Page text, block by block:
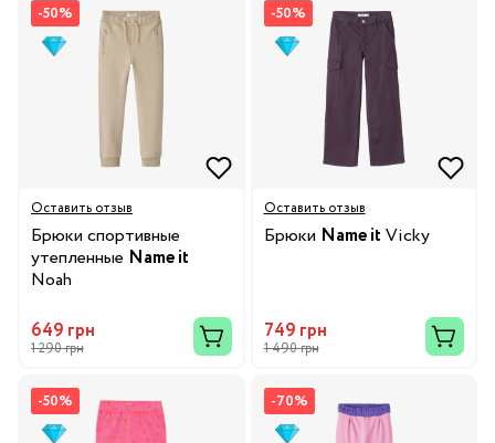
-50%
Оставить отзыв
Брюки спортивные
утепленные Name it
Noah
649 грн
1 290 грн
-50%
Оставить отзыв
Брюки Name it Vicky
749 грн
1 490 грн
-50% -70%